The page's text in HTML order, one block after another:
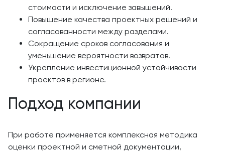
стоимости и исключение завышений.
Повышение качества проектных решений и
согласованности между разделами.
Сокращение сроков согласования и
уменьшение вероятности возвратов.
Укрепление инвестиционной устойчивости
проектов в регионе.
Подход компании
При работе применяется комплексная методика
оценки проектной и сметной документации,